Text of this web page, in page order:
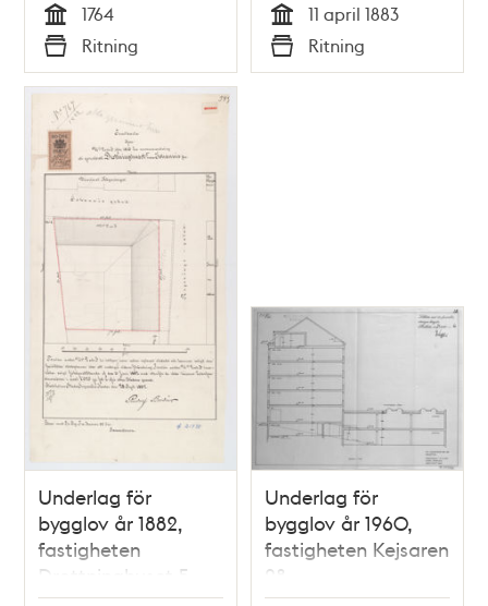
Tid
1764
Typ
Ritning Tid
11 april 1883
Typ
Ritning
Underlag för
bygglov år 1882,
fastigheten
Drottninghuset 5
Underlag för
bygglov år 1960,
fastigheten Kejsaren
28